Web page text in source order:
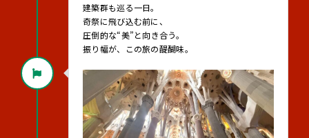
建築群も巡る一日。
奇祭に飛び込む前に、
圧倒的な“美”と向き合う。
振り幅が、この旅の醍醐味。